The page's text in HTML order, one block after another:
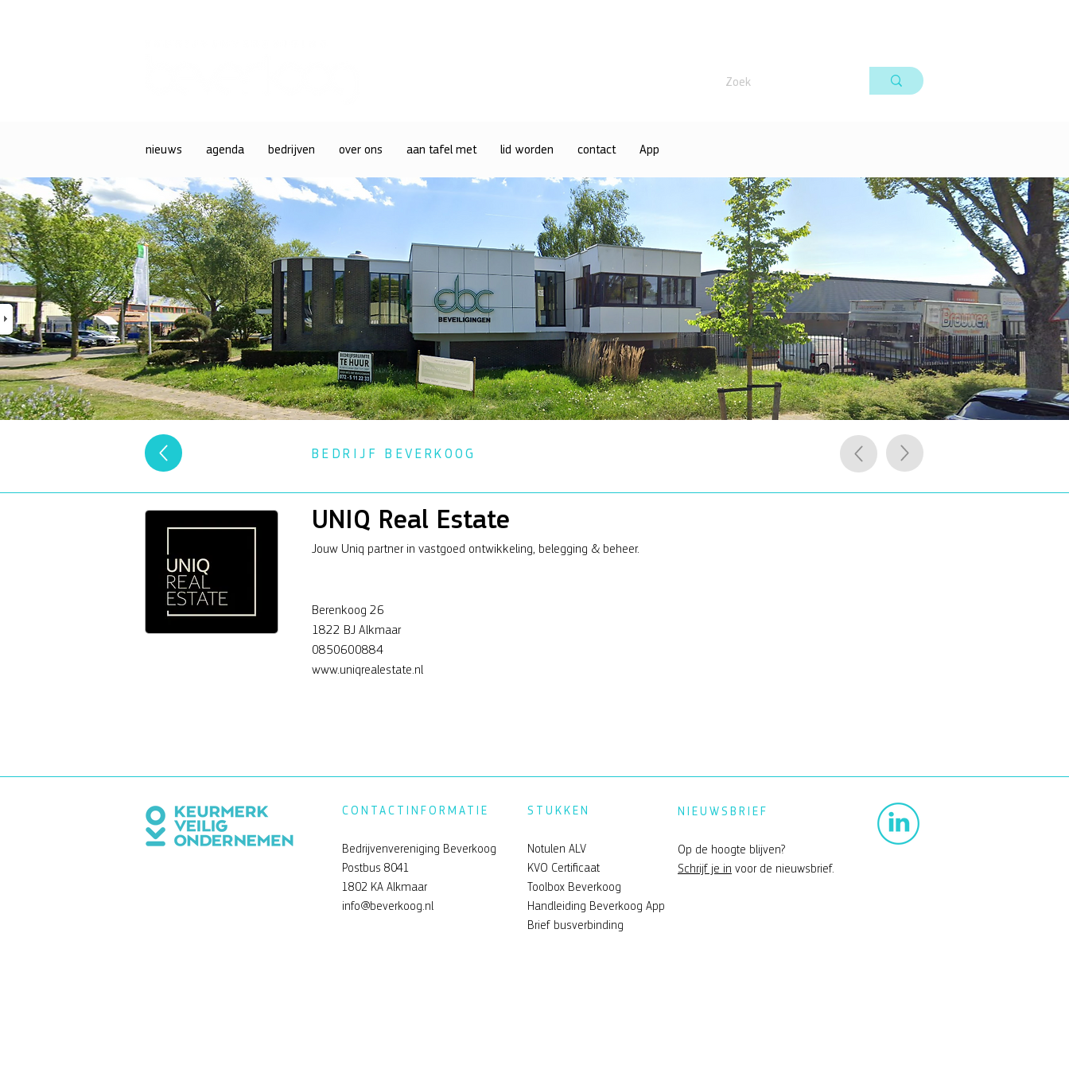
nieuws agenda bedrijven over ons aan tafel met lid worden contact App
BEDRIJF BEVERKOOG
UNIQ Real Estate
Jouw Uniq partner in vastgoed ontwikkeling, belegging & beheer.
Berenkoog 26
1822 BJ Alkmaar
0850600884
www.uniqrealestate.nl
CONTACTINFORMATIE
Bedrijvenvereniging Beverkoog
Postbus 8041
1802 KA Alkmaar
info@beverkoog.nl
STUKKEN
Notulen ALV
KVO Certificaat
Toolbox Beverkoog
Handleiding Beverkoog App
Brief busverbinding
NIEUWSBRIEF
Op de hoogte blijven?
Schrijf je in voor de nieuwsbrief.